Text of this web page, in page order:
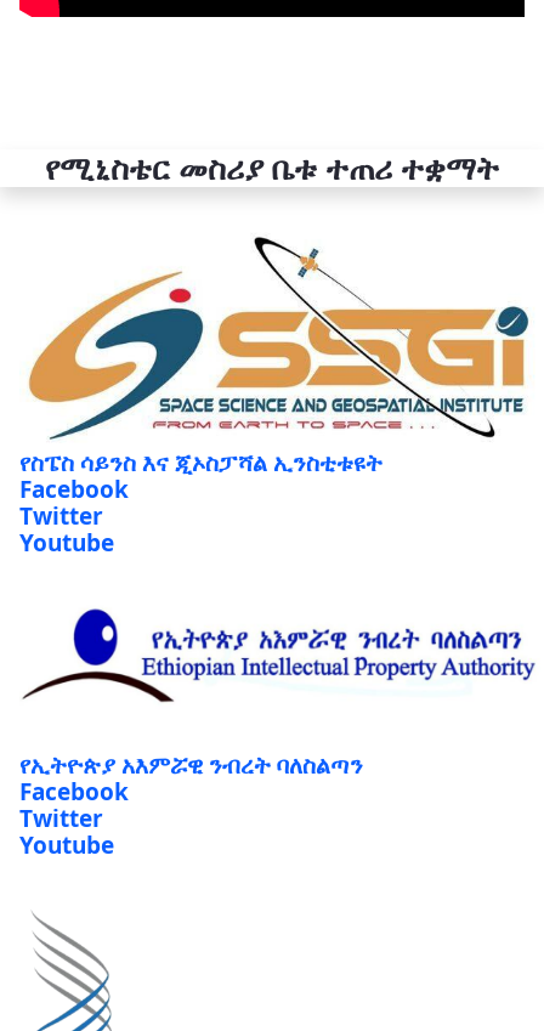
የሚኒስቴር መስሪያ ቤቱ ተጠሪ ተቋማት
የስፔስ ሳይንስ እና ጂኦስፓሻል ኢንስቲቱዩት
Facebook
Twitter
Youtube
የኢትዮጵያ አእምሯዊ ንብረት ባለስልጣን
Facebook
Twitter
Youtube